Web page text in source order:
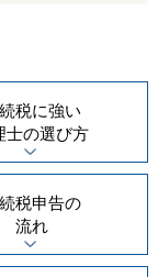
税に強い
士の選び方
税申告の
流れ